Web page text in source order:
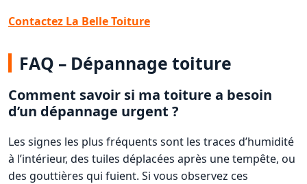
Contactez La Belle Toiture
FAQ – Dépannage toiture
Comment savoir si ma toiture a besoin
d’un dépannage urgent ?
Les signes les plus fréquents sont les traces d’humidité
à l’intérieur, des tuiles déplacées après une tempête, ou
des gouttières qui fuient. Si vous observez ces